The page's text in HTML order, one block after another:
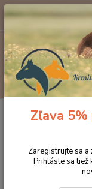
Produkty
obilný mix so zeleninou
Dromy
1000 g
Zľava
Zaregistrujte sa
Prihláste sa tiež